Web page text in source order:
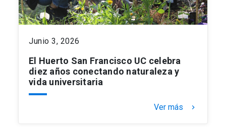
Junio 3, 2026
El Huerto San Francisco UC celebra
diez años conectando naturaleza y
vida universitaria
Ver más keyboard_arrow_right